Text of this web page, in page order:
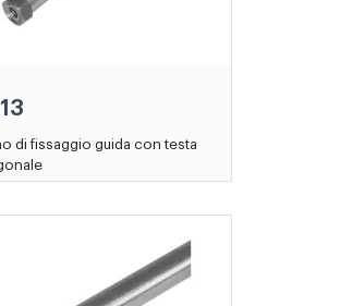
di fissaggio guida con testa